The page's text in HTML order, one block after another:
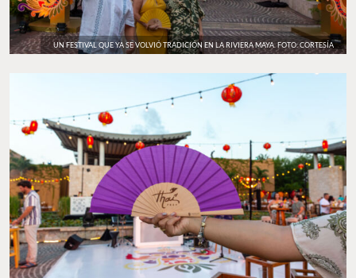
UN FESTIVAL QUE YA SE VOLVIÓ TRADICIÓN EN LA RIVIERA MAYA. FOTO: CORTESÍA